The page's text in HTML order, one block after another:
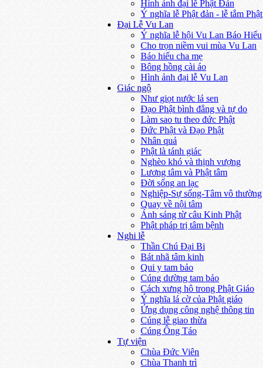
Hình ảnh đại lễ Phật Đản
Ý nghĩa lễ Phật đản - lễ tắm Phật
Đại Lễ Vu Lan
Ý nghĩa lễ hội Vu Lan Báo Hiếu
Cho trọn niềm vui mùa Vu Lan
Báo hiếu cha mẹ
Bông hồng cài áo
Hình ảnh đại lễ Vu Lan
Giác ngộ
Như giọt nước lá sen
Đạo Phật bình đẳng và tự do
Làm sao tu theo đức Phật
Đức Phật và Đạo Phật
Nhân quả
Phật là tánh giác
Nghèo khó và thịnh vượng
Lương tâm và Phật tâm
Đời sống an lạc
Nghiệp-Sự sống-Tâm vô thường
Quay về nội tâm
Ánh sáng từ câu Kinh Phật
Phật pháp trị tâm bệnh
Nghi lễ
Thần Chú Đại Bi
Bát nhã tâm kinh
Qui y tam bảo
Cúng dường tam bảo
Cách xưng hô trong Phật Giáo
Ý nghĩa lá cờ của Phật giáo
Ứng dụng công nghệ thông tin
Cúng lễ giao thừa
Cúng Ông Táo
Tự viện
Chùa Đức Viên
Chùa Thanh trì